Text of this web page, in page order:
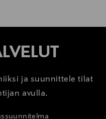
ja suunnittele tilat
avulla.